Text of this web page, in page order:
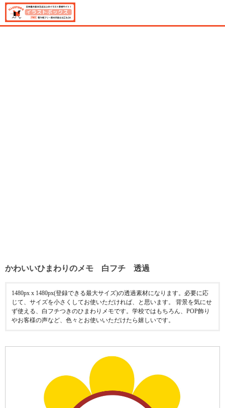
かわいいひまわりのメモ 白フチ 透過
1480px x 1480px(登録できる最大サイズ)の透過素材になります。必要に応
じて、サイズを小さくしてお使いただければ、と思います。 背景を気にせ
ず使える、白フチつきのひまわりメモです。学校ではもちろん、POP飾り
やお客様の声など、色々とお使いいただけたら嬉しいです。